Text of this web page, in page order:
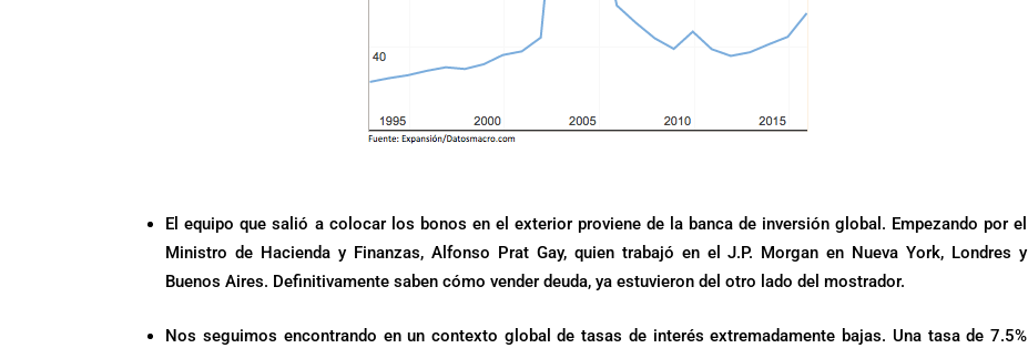
El equipo que salió a colocar los bonos en el exterior proviene de la banca de inversión global. Empezando por el
Ministro de Hacienda y Finanzas, Alfonso Prat Gay, quien trabajó en el J.P. Morgan en Nueva York, Londres y
Buenos Aires. Definitivamente saben cómo vender deuda, ya estuvieron del otro lado del mostrador.
Nos seguimos encontrando en un contexto global de tasas de interés extremadamente bajas. Una tasa de 7.5%